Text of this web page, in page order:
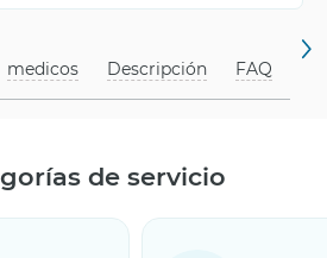
medicos Descripción FAQ
de servicio